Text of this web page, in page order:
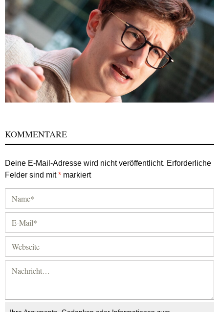
KOMMENTARE
Deine E-Mail-Adresse wird nicht veröffentlicht. Erforderliche
Felder sind mit* markiert